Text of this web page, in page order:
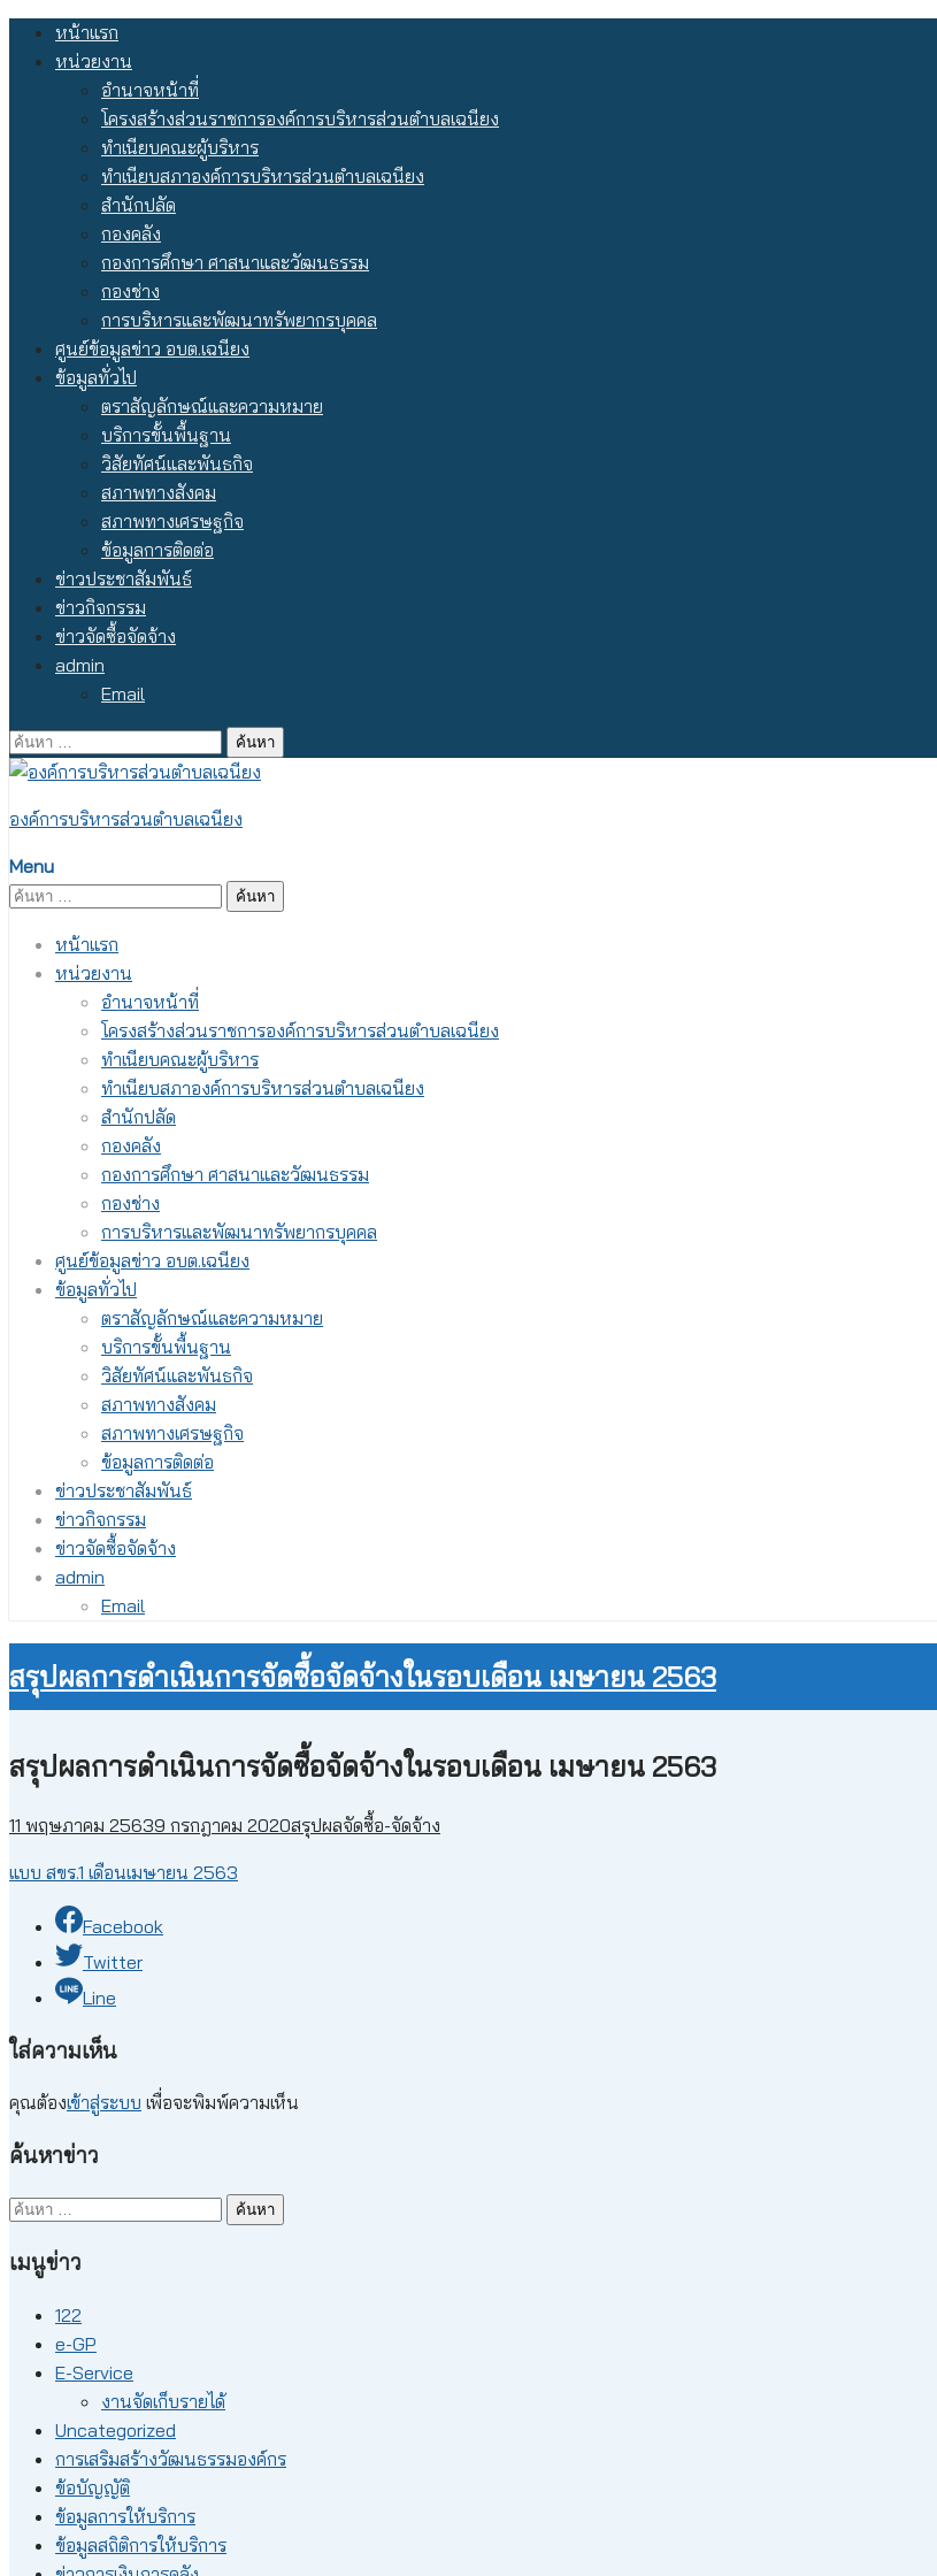
Skip หน้าแรก
หน่วยงาน
อำนาจหน้าที่
โครงสร้างส่วนราชการองค์การบริหารส่วนตำบลเฉนียง
ทำเนียบคณะผู้บริหาร
ทำเนียบสภาองค์การบริหารส่วนตำบลเฉนียง
สำนักปลัด
กองคลัง
กองการศึกษา ศาสนาและวัฒนธรรม
กองช่าง
การบริหารและพัฒนาทรัพยากรบุคคล
ศูนย์ข้อมูลข่าว อบต.เฉนียง
ข้อมูลทั่วไป
ตราสัญลักษณ์และความหมาย
บริการขั้นพื้นฐาน
วิสัยทัศน์และพันธกิจ
สภาพทางสังคม
สภาพทางเศรษฐกิจ
ข้อมูลการติดต่อ
ข่าวประชาสัมพันธ์
ข่าวกิจกรรม
ข่าวจัดซื้อจัดจ้าง
admin
Email
ค้นหา
สำหรับ:
องค์การบริหารส่วนตำบลเฉนียง
Menu
ค้นหา
หน้าแรก
หน่วยงาน
อำนาจหน้าที่
โครงสร้างส่วนราชการองค์การบริหารส่วนตำบลเฉนียง
ทำเนียบคณะผู้บริหาร
ทำเนียบสภาองค์การบริหารส่วนตำบลเฉนียง
สำนักปลัด
กองคลัง
กองการศึกษา ศาสนาและวัฒนธรรม
กองช่าง
การบริหารและพัฒนาทรัพยากรบุคคล
ศูนย์ข้อมูลข่าว อบต.เฉนียง
ข้อมูลทั่วไป
ตราสัญลักษณ์และความหมาย
บริการขั้นพื้นฐาน
วิสัยทัศน์และพันธกิจ
สภาพทางสังคม
สภาพทางเศรษฐกิจ
ข้อมูลการติดต่อ
ข่าวประชาสัมพันธ์
ข่าวกิจกรรม
ข่าวจัดซื้อจัดจ้าง
admin
Email
สรุปผลการดำเนินการจัดซื้อจัดจ้างในรอบเดือน เมษายน 2563
สรุปผลการดำเนินการจัดซื้อจัดจ้างในรอบเดือน เมษายน 2563
11 พฤษภาคม 25639 กรกฎาคม 2020สรุปผลจัดซื้อ-จัดจ้าง
แบบ สขร.1 เดือนเมษายน 2563
Facebook
Twitter
Line
ใส่ความเห็น
คุณต้องเข้าสู่ระบบ เพื่อจะพิมพ์ความเห็น
ค้นหาข่าว
ค้นหา
เมนูข่าว
122
e-GP
E-Service
งานจัดเก็บรายได้
Uncategorized
การเสริมสร้างวัฒนธรรมองค์กร
ข้อบัญญัติ
ข้อมูลการให้บริการ
ข้อมูลสถิติการให้บริการ